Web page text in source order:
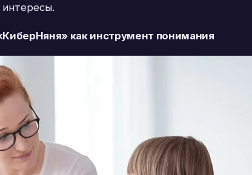
как инструмент понимания